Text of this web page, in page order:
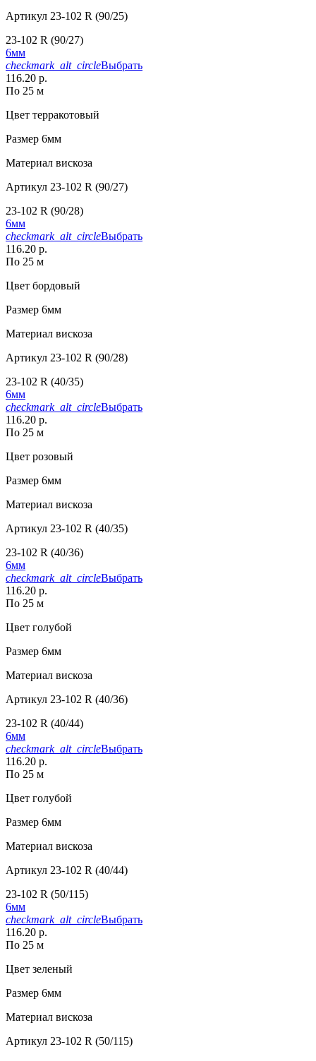
Артикул 23-102 R (90/25)
23-102 R (90/27)
6мм
checkmark_alt_circleВыбрать
116.20 р.
По 25 м
Цвет терракотовый
Размер 6мм
Материал вискоза
Артикул 23-102 R (90/27)
23-102 R (90/28)
6мм
checkmark_alt_circleВыбрать
116.20 р.
По 25 м
Цвет бордовый
Размер 6мм
Материал вискоза
Артикул 23-102 R (90/28)
23-102 R (40/35)
6мм
checkmark_alt_circleВыбрать
116.20 р.
По 25 м
Цвет розовый
Размер 6мм
Материал вискоза
Артикул 23-102 R (40/35)
23-102 R (40/36)
6мм
checkmark_alt_circleВыбрать
116.20 р.
По 25 м
Цвет голубой
Размер 6мм
Материал вискоза
Артикул 23-102 R (40/36)
23-102 R (40/44)
6мм
checkmark_alt_circleВыбрать
116.20 р.
По 25 м
Цвет голубой
Размер 6мм
Материал вискоза
Артикул 23-102 R (40/44)
23-102 R (50/115)
6мм
checkmark_alt_circleВыбрать
116.20 р.
По 25 м
Цвет зеленый
Размер 6мм
Материал вискоза
Артикул 23-102 R (50/115)